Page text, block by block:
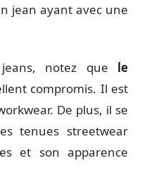
jean ayant avec une
notez que le
compromis. Il est
De plus, il se
tenues streetwear
et son apparence